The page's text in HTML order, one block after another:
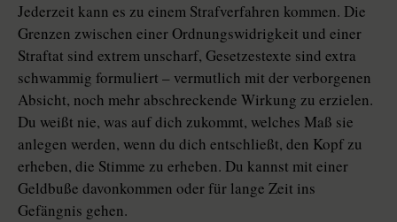
Jederzeit kann es zu einem Strafverfahren kommen. Die
Grenzen zwischen einer Ordnungswidrigkeit und einer
Straftat sind extrem unscharf, Gesetzestexte sind extra
schwammig formuliert – vermutlich mit der verborgenen
Absicht, noch mehr abschreckende Wirkung zu erzielen.
Du weißt nie, was auf dich zukommt, welches Maß sie
anlegen werden, wenn du dich entschließt, den Kopf zu
erheben, die Stimme zu erheben. Du kannst mit einer
Geldbuße davonkommen oder für lange Zeit ins
Gefängnis gehen.